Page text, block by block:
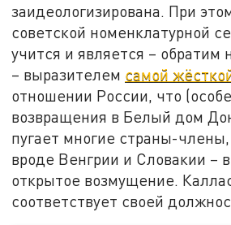
заидеологизирована. При
советской номенклатурной
учится и является – обратим
– выразителем самой
отношении России, что
возвращения в Белый дом
пугает многие страны-
вроде Венгрии и Словакии –
открытое возмущение.
соответствует своей